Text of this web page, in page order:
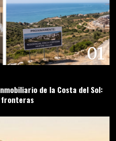
01
de la Costa del Sol:
fronteras